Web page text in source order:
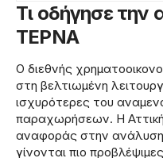
Τι οδήγησε την
ΤΕΡΝΑ
Ο διεθνής
στη βελτιωμένη
ισχυρότερες του
παραχωρήσεων. Η Αττική
αναφοράς στην
γίνονται πιο